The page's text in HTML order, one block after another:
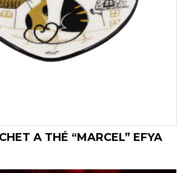
A THÉ “MARCEL” EFYA